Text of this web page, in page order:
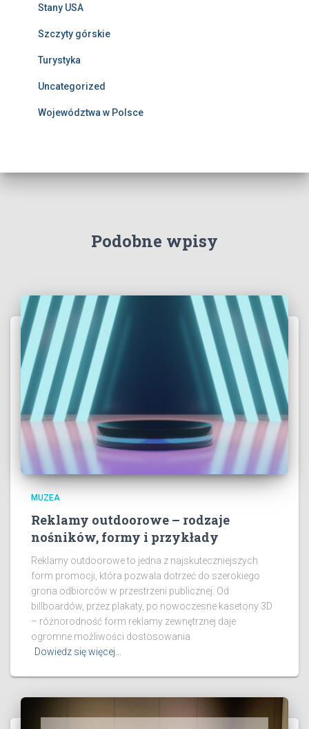
Stany USA
Szczyty górskie
Turystyka
Uncategorized
Województwa w Polsce
Podobne wpisy
MUZEA
Reklamy outdoorowe – rodzaje
nośników, formy i przykłady
Reklamy outdoorowe to jedna z najskuteczniejszych
form promocji, która pozwala dotrzeć do szerokiego
grona odbiorców w przestrzeni publicznej. Od
billboardów, przez plakaty, po nowoczesne kasetony 3D
– różnorodność form reklamy zewnętrznej daje
ogromne możliwości dostosowania
Dowiedz się więcej…